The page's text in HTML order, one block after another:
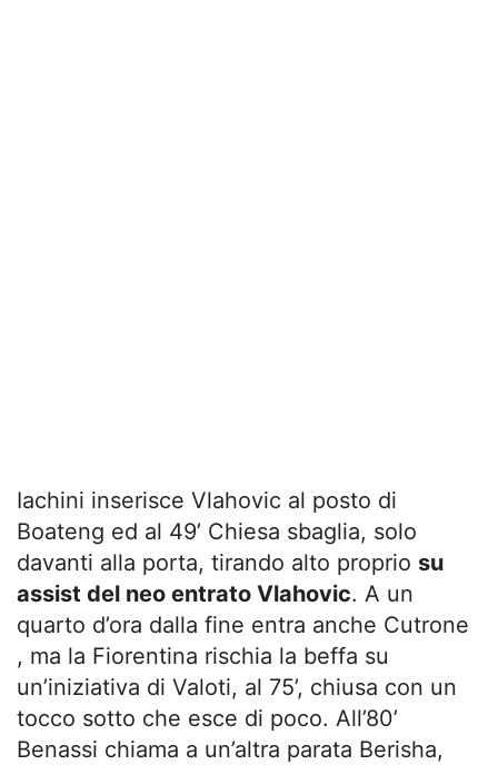
Iachini inserisce Vlahovic al posto di
Boateng ed al 49’ Chiesa sbaglia, solo
davanti alla porta, tirando alto proprio su
assist del neo entrato Vlahovic. A un
quarto d’ora dalla fine entra anche Cutrone
, ma la Fiorentina rischia la beffa su
un’iniziativa di Valoti, al 75’, chiusa con un
tocco sotto che esce di poco. All’80’
Benassi chiama a un’altra parata Berisha,